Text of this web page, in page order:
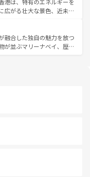
きっと忘れられない旅にな
むことができる。タイ料理
の季節にも異なる楽しみ
イの人々、仏教を中心とし
が、訪れる旅人を魅了し続
港は、特有のエネルギーを
広がる壮大な景色、近未来
。観光スポットが密集し
れるのも魅力。息をのむよ
、香港を存分に楽しみ尽く
融合した独自の魅力を放つ
が並ぶマリーナベイ、歴史
しめる外せないスポット